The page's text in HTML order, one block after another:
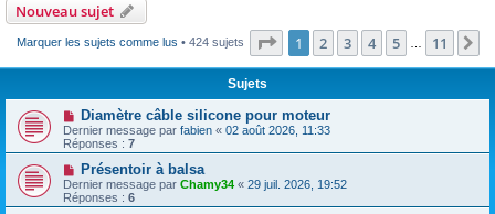
Nouveau sujet
Marquer les sujets comme lus • 424 sujets Page 1sur11
1 2 3 4 5 11
Sujets
Diamètre câble silicone pour moteur
Dernier message par fabien « 02 août 2026, 11:33
Réponses : 7
Présentoir à balsa
Dernier message par Chamy34 « 29 juil. 2026, 19:52
Réponses : 6